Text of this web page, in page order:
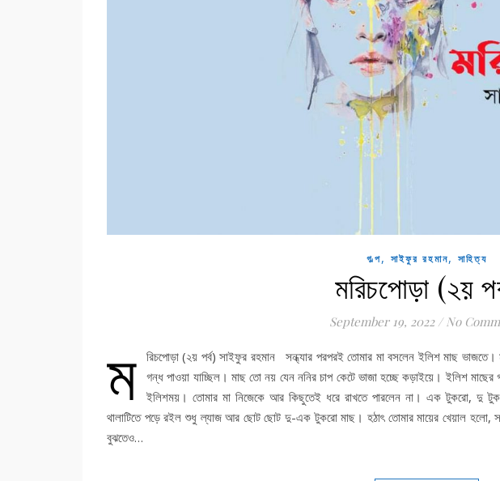
গল্প, সাইফুর রহমান, সাহিত্য
মরিচপোড়া (২য়
September 19, 2022 / No
ম রিচপোড়া (২য় পর্ব) সাইফুর রহমান সন্ধ্যার পরপরই তোমার মা বসলেন ইলিশ মাছ
গন্ধ পাওয়া যাচ্ছিল। মাছ তো নয় যেন ননির চাপ কেটে ভাজা হচ্ছে কড়াইয়ে। ইলিশ
ইলিশময়। তোমার মা নিজেকে আর কিছুতেই ধরে রাখতে পারলেন না। এক টুকরো, দু
থালাটিতে পড়ে রইল শুধু ল্যাজ আর ছোট ছোট দু-এক টুকরো মাছ। হঠাৎ তোমার মায়ের খেয়াল হলো,
বুঝতেও…